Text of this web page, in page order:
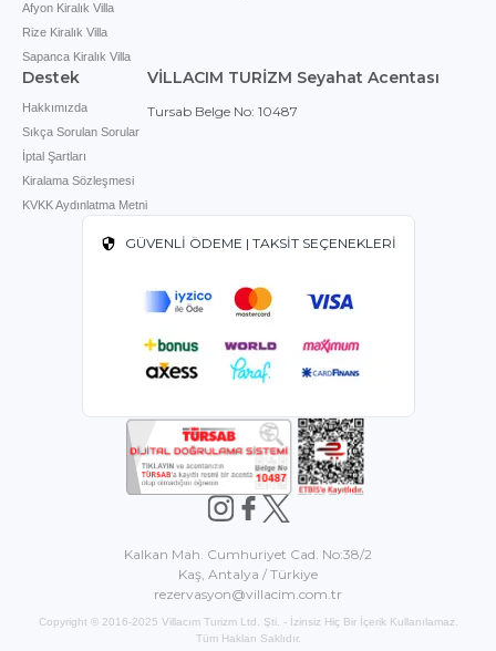
Afyon Kiralık Villa
Rize Kiralık Villa
Sapanca Kiralık Villa
Destek
Hakkımızda
Sıkça Sorulan Sorular
İptal Şartları
Kiralama Sözleşmesi
KVKK Aydınlatma Metni
VİLLACIM TURİZM Seyahat Acentası
Tursab Belge No: 10487
GÜVENLİ ÖDEME | TAKSİT SEÇENEKLERİ
Kalkan Mah. Cumhuriyet Cad. No:38/2
Kaş, Antalya / Türkiye
rezervasyon@villacim.com.tr
Copyright © 2016-2025 Villacım Turizm Ltd. Şti. - İzinsiz Hiç Bir İçerik Kullanılamaz.
Tüm Hakları Saklıdır.